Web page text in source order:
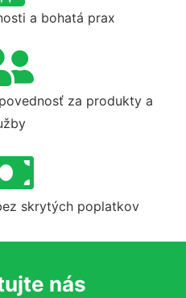
a bohatá prax
za produkty a
skrytých poplatkov
nás